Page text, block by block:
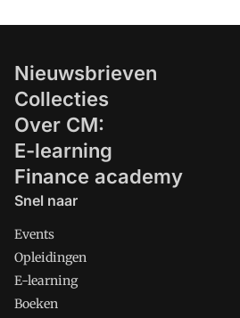
Nieuwsbrieven
Collecties
Over CM:
E-learning
Finance academy
Snel naar
Events
Opleidingen
E-learning
Boeken